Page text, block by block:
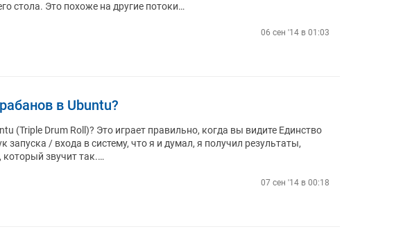
стола. Это похоже на другие потоки…
06 сен '14 в 01:03
в Ubuntu?
(Triple Drum Roll)? Это играет правильно, когда вы видите Единство
запуска / входа в систему, что я и думал, я получил результаты,
звучит так.…
07 сен '14 в 00:18